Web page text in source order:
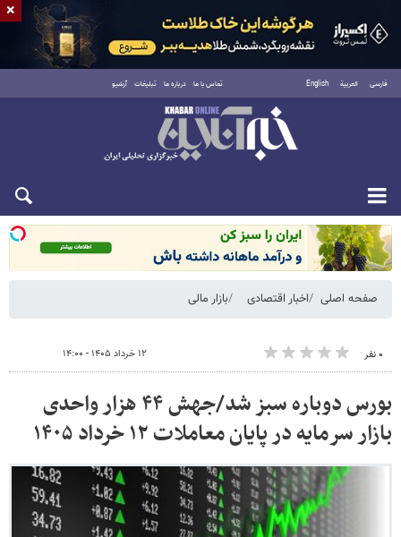
فارسی العربية English تماس با ما درباره ما تبلیغات آرشیو
شنبه ۱۷ مرداد ۱۴۰۵
صفحه اصلی اخبار اقتصادی بازار مالی
۰ نفر ۱۲ خرداد ۱۴۰۵ - ۱۴:۰۰
بورس دوباره سبز شد/جهش ۴۴ هزار واحدی
بازار سرمایه در پایان معاملات ۱۲ خرداد ۱۴۰۵
×